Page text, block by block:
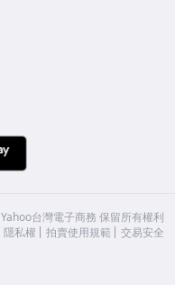
Yahoo台灣電子商務 保留所有權利
隱私權 拍賣使用規範 交易安全